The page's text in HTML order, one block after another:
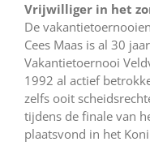
Vrijwilliger in het
De
Cees Maas is al 30
Vakantietoernooi
1992 al actief
zelfs ooit
tijdens de finale van
plaatsvond in het